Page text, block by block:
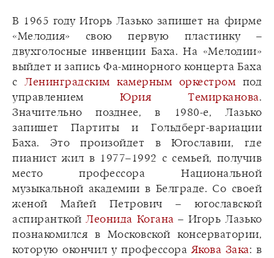
В 1965 году Игорь Лазько запишет на фирме
«Мелодия» свою первую пластинку –
двухголосные инвенции Баха. На «Мелодии»
выйдет и запись Фа-минорного концерта Баха
с Ленинградским камерным оркестром под
управлениемЮрия Темирканова.
Значительно позднее, в 1980-е, Лазько
запишет Партиты и Гольдберг-вариации
Баха. Это произойдет в Югославии, где
пианист жил в 1977–1992 с семьей, получив
место профессора Национальной
музыкальной академии в Белграде. Со своей
женой Майей Петрович – югославской
аспиранткойЛеонида Когана – Игорь Лазько
познакомился в Московской консерватории,
которую окончил у профессораЯкова Зака: в